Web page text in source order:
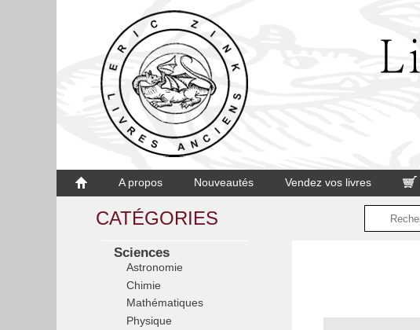
A propos Nouveautés Vendez vos livres
CATÉGORIES
Sciences
Astronomie
Chimie
Mathématiques
Physique